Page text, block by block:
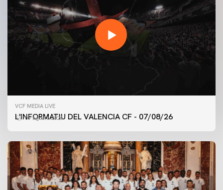
VCF MEDIA LIVE
L'INFORMATIU DEL VALENCIA CF - 07/08/26
07 agosto 2026